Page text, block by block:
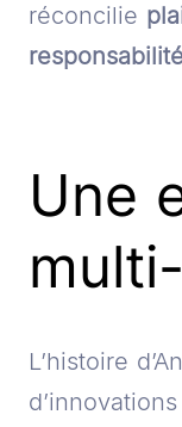
réconcilie
Une
L’histoire